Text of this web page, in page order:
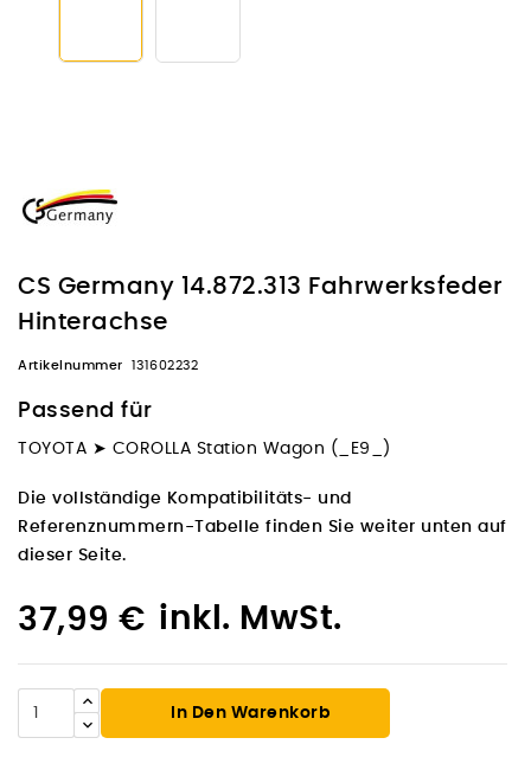
CS Germany 14.872.313 Fahrwerksfeder
Hinterachse
Artikelnummer 131602232
Passend für
TOYOTA ➤ COROLLA Station Wagon (_E9_)
Die vollständige Kompatibilitäts- und
Referenznummern-Tabelle finden Sie weiter unten auf
dieser Seite.
37,99 € inkl. MwSt.
In Den Warenkorb